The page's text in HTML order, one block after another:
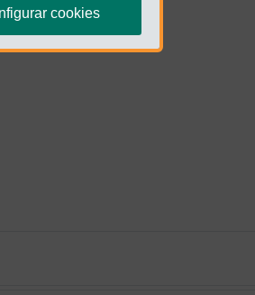
cookies